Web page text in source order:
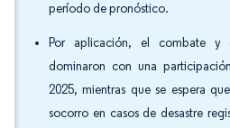
período de pronóstico.
Por aplicación, el combate y
dominaron con una
2025, mientras que se espera
socorro en casos de desastre